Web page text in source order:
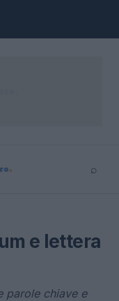
⌕
e lettera
parole chiave e